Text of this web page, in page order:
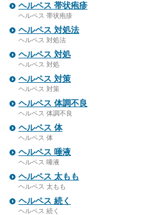
ヘルペス 帯状疱疹
ヘルペス 帯状疱疹
ヘルペス 対処法
ヘルペス 対処法
ヘルペス 対処
ヘルペス 対処
ヘルペス 対策
ヘルペス 対策
ヘルペス 体調不良
ヘルペス 体調不良
ヘルペス 体
ヘルペス 体
ヘルペス 唾液
ヘルペス 唾液
ヘルペス 太もも
ヘルペス 太もも
ヘルペス 続く
ヘルペス 続く